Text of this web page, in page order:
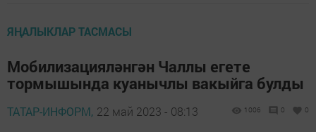
ЯҢАЛЫКЛАР ТАСМАСЫ
Мобилизацияләнгән Чаллы егете
тормышында куанычлы вакыйга булды
ТАТАР-ИНФОРМ, 22 май 2023 - 08:13 1006 0 0